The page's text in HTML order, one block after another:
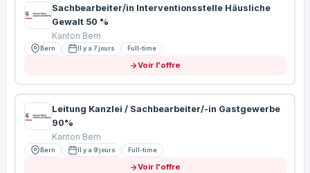
Sachbearbeiter/in Interventionsstelle Häusliche
Gewalt 50 %
Kanton Bern
Bern Il y a 7 jours Full-time
Voir l'offre
Leitung Kanzlei / Sachbearbeiter/-in Gastgewerbe
90%
Kanton Bern
Bern Il y a 9 jours Full-time
Voir l'offre